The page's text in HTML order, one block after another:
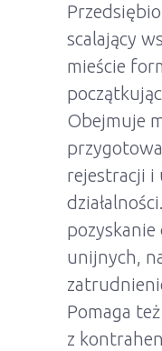
scalający
mieście
Obejmuje
rejestracji i
unijnych,
Pomaga
z